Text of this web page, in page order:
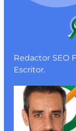
Redactor SEO
Escritor.